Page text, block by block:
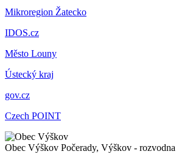
Mikroregion Žatecko
IDOS.cz
Město Louny
Ústecký kraj
gov.cz
Czech POINT
Obec Výškov Počerady, Výškov - rozvodna